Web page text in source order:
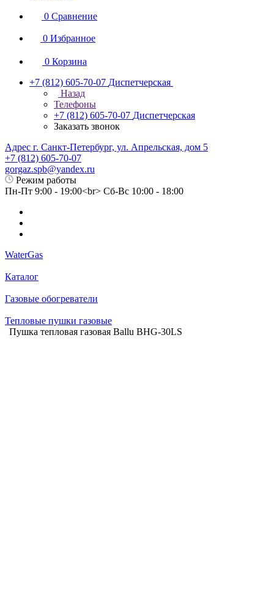
0 Сравнение
0 Избранное
0 Корзина
+7 (812) 605-70-07 Диспетчерская
Назад
Телефоны
+7 (812) 605-70-07 Диспетчерская
Заказать звонок
Адрес г. Санкт-Петербург, ул. Апрельская, дом 5
+7 (812) 605-70-07
gorgaz.spb@yandex.ru
Режим работы
Пн-Пт 9:00 - 19:00<br> Сб-Вс 10:00 - 18:00
WaterGas
Каталог
Газовые обогреватели
Тепловые пушки газовые
Пушка тепловая газовая Ballu BHG-30LS